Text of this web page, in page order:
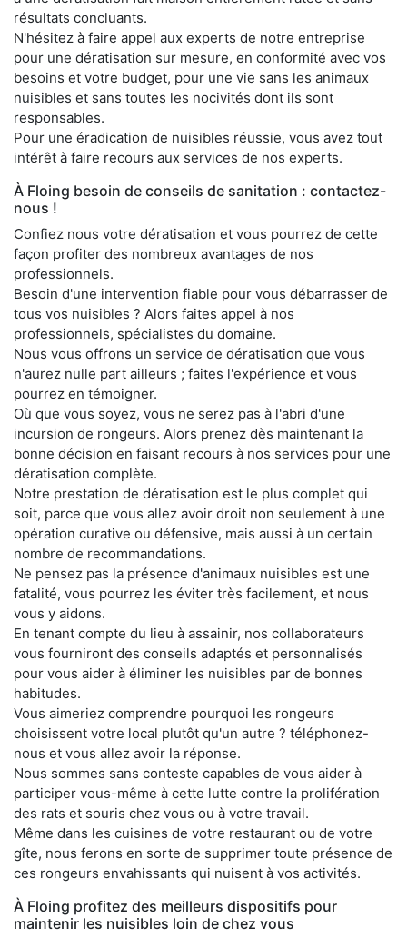
résultats concluants.
N'hésitez à faire appel aux experts de notre entreprise
pour une dératisation sur mesure, en conformité avec vos
besoins et votre budget, pour une vie sans les animaux
nuisibles et sans toutes les nocivités dont ils sont
responsables.
Pour une éradication de nuisibles réussie, vous avez tout
intérêt à faire recours aux services de nos experts.
À Floing besoin de conseils de sanitation : contactez-
nous !
Confiez nous votre dératisation et vous pourrez de cette
façon profiter des nombreux avantages de nos
professionnels.
Besoin d'une intervention fiable pour vous débarrasser de
tous vos nuisibles ? Alors faites appel à nos
professionnels, spécialistes du domaine.
Nous vous offrons un service de dératisation que vous
n'aurez nulle part ailleurs ; faites l'expérience et vous
pourrez en témoigner.
Où que vous soyez, vous ne serez pas à l'abri d'une
incursion de rongeurs. Alors prenez dès maintenant la
bonne décision en faisant recours à nos services pour une
dératisation complète.
Notre prestation de dératisation est le plus complet qui
soit, parce que vous allez avoir droit non seulement à une
opération curative ou défensive, mais aussi à un certain
nombre de recommandations.
Ne pensez pas la présence d'animaux nuisibles est une
fatalité, vous pourrez les éviter très facilement, et nous
vous y aidons.
En tenant compte du lieu à assainir, nos collaborateurs
vous fourniront des conseils adaptés et personnalisés
pour vous aider à éliminer les nuisibles par de bonnes
habitudes.
Vous aimeriez comprendre pourquoi les rongeurs
choisissent votre local plutôt qu'un autre ? téléphonez-
nous et vous allez avoir la réponse.
Nous sommes sans conteste capables de vous aider à
participer vous-même à cette lutte contre la prolifération
des rats et souris chez vous ou à votre travail.
Même dans les cuisines de votre restaurant ou de votre
gîte, nous ferons en sorte de supprimer toute présence de
ces rongeurs envahissants qui nuisent à vos activités.
À Floing profitez des meilleurs dispositifs pour
maintenir les nuisibles loin de chez vous